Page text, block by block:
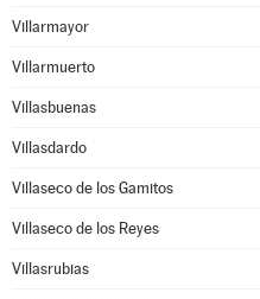
Villarmayor
Villarmuerto
Villasbuenas
Villasdardo
Villaseco de los Gamitos
Villaseco de los Reyes
Villasrubias